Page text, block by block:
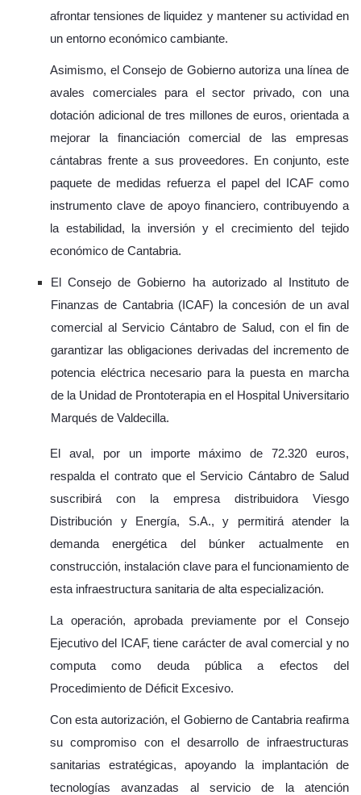
afrontar tensiones de liquidez y mantener su actividad en
un entorno económico cambiante.
Asimismo, el Consejo de Gobierno autoriza una línea de
avales comerciales para el sector privado, con una
dotación adicional de tres millones de euros, orientada a
mejorar la financiación comercial de las empresas
cántabras frente a sus proveedores. En conjunto, este
paquete de medidas refuerza el papel del ICAF como
instrumento clave de apoyo financiero, contribuyendo a
la estabilidad, la inversión y el crecimiento del tejido
económico de Cantabria.
El Consejo de Gobierno ha autorizado al Instituto de
Finanzas de Cantabria (ICAF) la concesión de un aval
comercial al Servicio Cántabro de Salud, con el fin de
garantizar las obligaciones derivadas del incremento de
potencia eléctrica necesario para la puesta en marcha
de la Unidad de Prontoterapia en el Hospital Universitario
Marqués de Valdecilla.
El aval, por un importe máximo de 72.320 euros,
respalda el contrato que el Servicio Cántabro de Salud
suscribirá con la empresa distribuidora Viesgo
Distribución y Energía, S.A., y permitirá atender la
demanda energética del búnker actualmente en
construcción, instalación clave para el funcionamiento de
esta infraestructura sanitaria de alta especialización.
La operación, aprobada previamente por el Consejo
Ejecutivo del ICAF, tiene carácter de aval comercial y no
computa como deuda pública a efectos del
Procedimiento de Déficit Excesivo.
Con esta autorización, el Gobierno de Cantabria reafirma
su compromiso con el desarrollo de infraestructuras
sanitarias estratégicas, apoyando la implantación de
tecnologías avanzadas al servicio de la atención